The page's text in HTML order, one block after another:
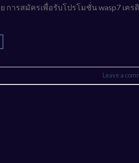
การสมัครเพื่อรับโปรโมชั่น wasp7 เคร
Leave a